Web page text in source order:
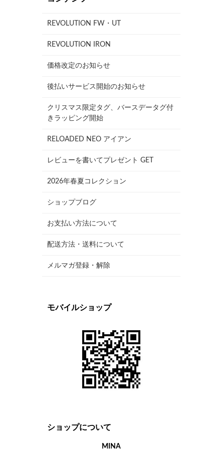
REVOLUTION FW・UT
REVOLUTION IRON
価格改定のお知らせ
後払いサービス開始のお知らせ
クリスマス限定タグ、バースデータグ付
きラッピング開始
RELOADED NEO アイアン
レビューを書いてプレゼント GET
2026年春夏コレクション
ショップブログ
お支払い方法について
配送方法・送料について
メルマガ登録・解除
モバイルショップ
ショップについて
MINA